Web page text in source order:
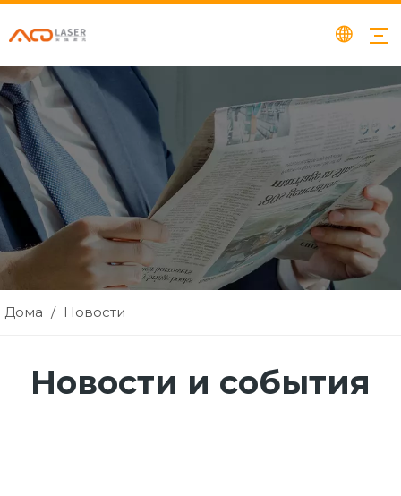
Дома / Новости
Новости и события